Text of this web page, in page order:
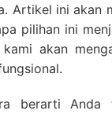
Artikel ini akan
pilihan ini
akan
berarti